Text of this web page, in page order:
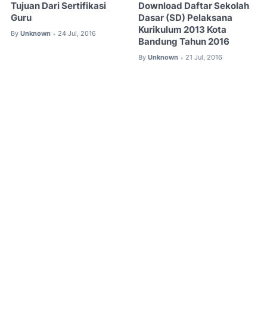
Tujuan Dari Sertifikasi
Guru
By Unknown • 24 Jul, 2016
Download Daftar Sekolah
Dasar (SD) Pelaksana
Kurikulum 2013 Kota
Bandung Tahun 2016
By Unknown • 21 Jul, 2016